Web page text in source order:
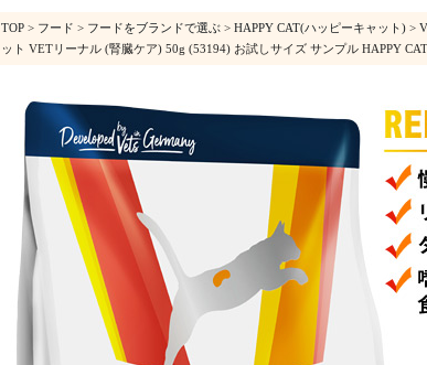
TOP > フード > フードをブランドで選ぶ > HAPPY CAT(ハッピーキャット) >
ット VETリーナル (腎臓ケア) 50g (53194) お試しサイズ サンプル HAPPY